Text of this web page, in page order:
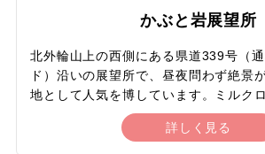
て真っ白になります。れっきとした火
周辺の火口の荒々しい景観とは対照的
な姿は、多くのカメラマンを魅了して
かぶと岩展望所
北外輪山上の西側にある県道339号（
ド）沿いの展望所で、昼夜問わず絶景
地として人気を博しています。ミルク
蘇スカイライン方面に走り、大観峰が
たりに位置します。駐車場から遊歩道
詳しく見る